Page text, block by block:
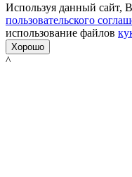
Используя данный сайт,
пользовательского
использование файлов
Хорошо
^